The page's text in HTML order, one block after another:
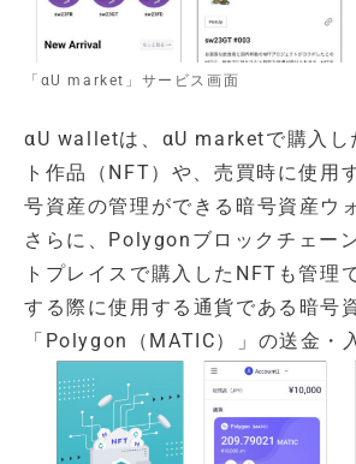
「αU market」サービス画面
αU walletは、αU marketで購入し
ト作品（NFT）や、売買時に使用
号資産の管理ができる暗号資産ウ
さらに、Polygonブロックチェー
トプレイスで購入したNFTも管理
する際に使用する通貨である暗号
「Polygon（MATIC）」の送金・